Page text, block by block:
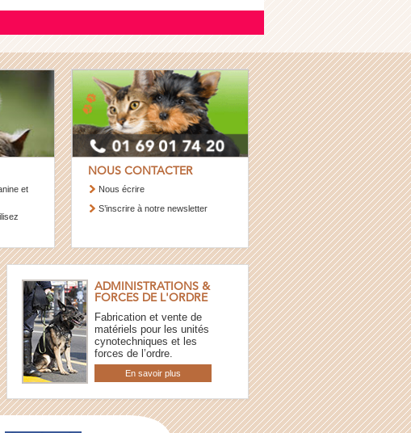
et
NOUS CONTACTER
Nous écrire
S’inscrire à notre newsletter
ADMINISTRATIONS &
FORCES DE L'ORDRE
Fabrication et vente de
matériels pour les unités
cynotechniques et les
forces de l’ordre.
En savoir plus